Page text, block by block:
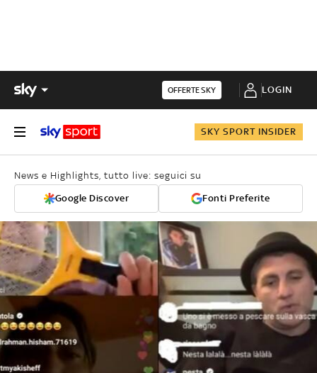
OFFERTE SKY LOGIN
SKY SPORT INSIDER
News e Highlights, tutto live: seguici su
Google Discover Fonti Preferite